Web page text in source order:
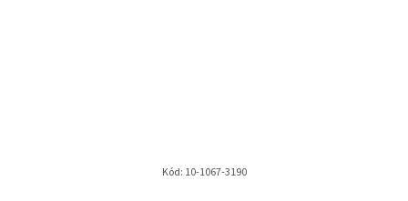
Kód: 10-1067-3190